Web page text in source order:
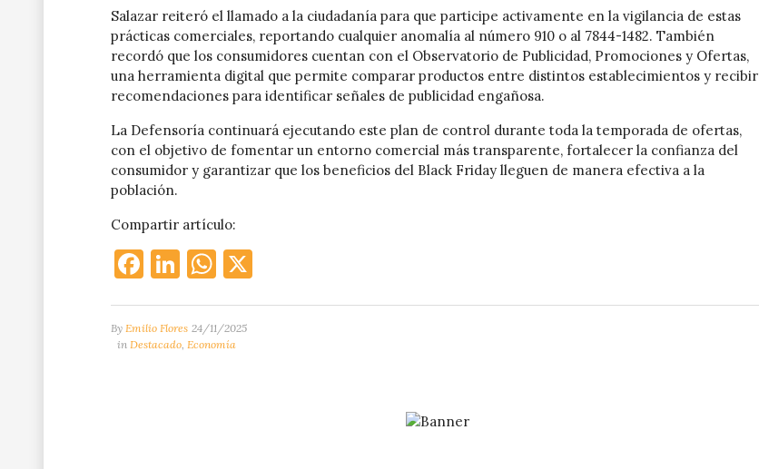
Salazar reiteró el llamado a la ciudadanía para que participe activamente en la vigilancia de estas
prácticas comerciales, reportando cualquier anomalía al número 910 o al 7844-1482. También
recordó que los consumidores cuentan con el Observatorio de Publicidad, Promociones y Ofertas,
una herramienta digital que permite comparar productos entre distintos establecimientos y recibir
recomendaciones para identificar señales de publicidad engañosa.
La Defensoría continuará ejecutando este plan de control durante toda la temporada de ofertas,
con el objetivo de fomentar un entorno comercial más transparente, fortalecer la confianza del
consumidor y garantizar que los beneficios del Black Friday lleguen de manera efectiva a la
población.
Compartir artículo:
Facebook
LinkedIn
WhatsApp
By Emilio Flores 24/11/2025
in Destacado, Economía